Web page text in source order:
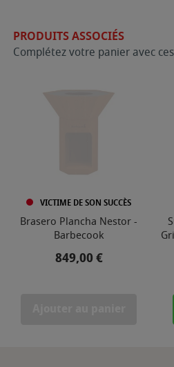
PRODUITS ASSOCIÉS
Complétez votre panier avec
VICTIME DE SON SUCCÈS
Brasero Plancha Nestor -
Barbecook
Prix
849,00 €